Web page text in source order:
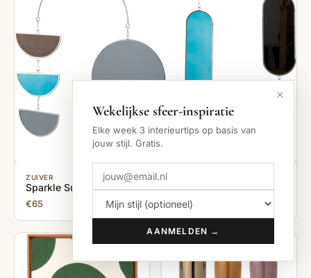
ZUIVER
Sparkle Suncatcher
€65
×
Wekelijkse sfeer-inspiratie
Elke week 3 interieurtips op basis van
jouw stijl. Gratis.
AANMELDEN →